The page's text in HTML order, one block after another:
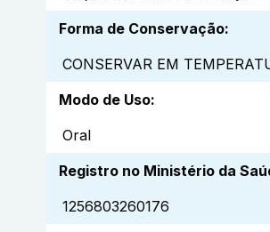
Forma de Conservação:
CONSERVAR EM
Modo de Uso:
Oral
Registro no Ministério da
1256803260176